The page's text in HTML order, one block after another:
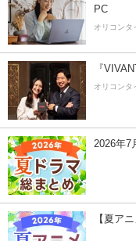
PC
オリコンタ
『
オリコンタ
2026年7
【夏ア